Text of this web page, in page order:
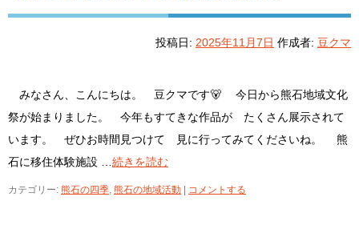
投稿日: 2025年11月7日 作成者: 豆クマ
みなさん、こんにちは。 豆クマです🐻 今日から熊石地域文化
祭が始まりました。 今年もすてきな作品が たくさん展示されて
います。 ぜひお時間見つけて 見に行ってみてくださいね。 熊
石に移住体験施設 … 続きを読む
カテゴリー: 熊石の四季, 熊石の地域活動 コメントする